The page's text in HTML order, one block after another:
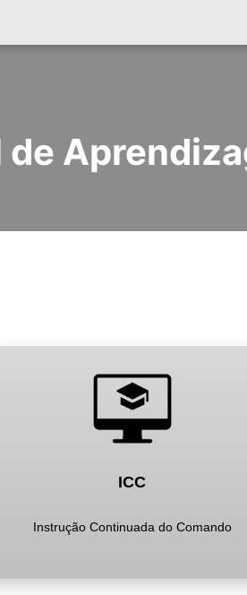
ICC
Instrução Continuada do Comando